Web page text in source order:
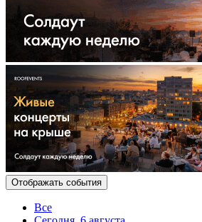
Отображать события
Все